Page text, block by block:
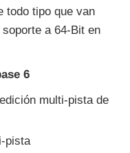
todo tipo que van
a 64-Bit en
6
multi-pista de
pista